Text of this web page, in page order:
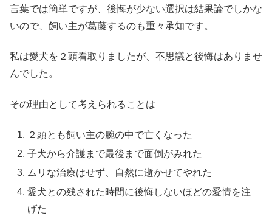
言葉では簡単ですが、後悔が少ない選択は結果論でしかな
いので、飼い主が葛藤するのも重々承知です。
私は愛犬を２頭看取りましたが、不思議と後悔はありませ
んでした。
その理由として考えられることは
２頭とも飼い主の腕の中で亡くなった
子犬から介護まで最後まで面倒がみれた
ムリな治療はせず、自然に逝かせてやれた
愛犬との残された時間に後悔しないほどの愛情を注
げた